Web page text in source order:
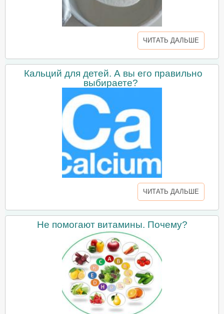
ЧИТАТЬ ДАЛЬШЕ
Кальций для детей. А вы его правильно
выбираете?
ЧИТАТЬ ДАЛЬШЕ
Не помогают витамины. Почему?